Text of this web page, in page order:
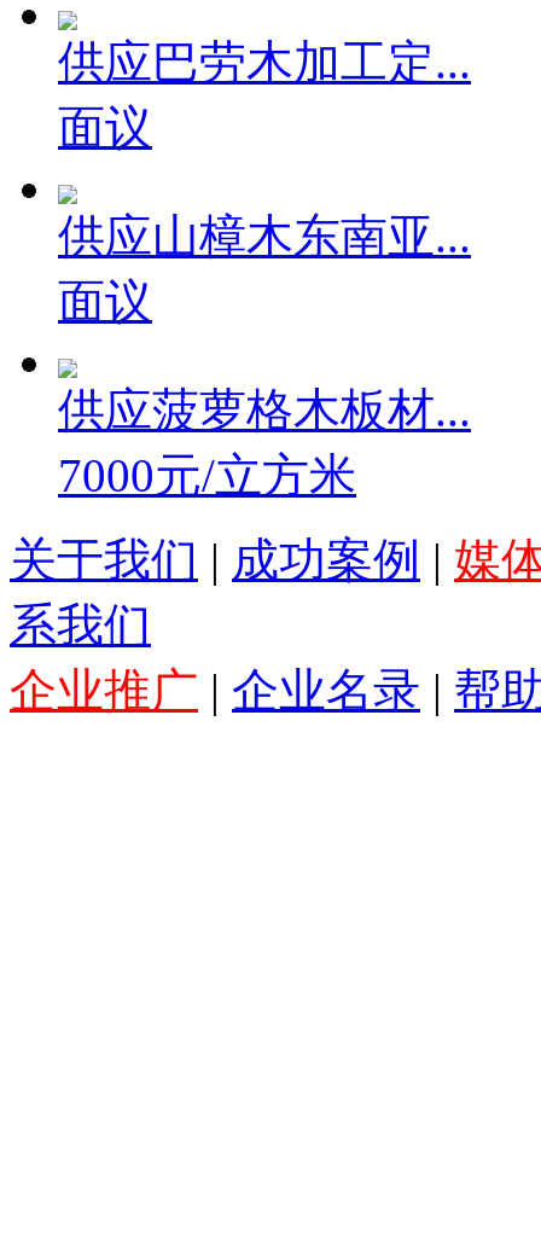
供应巴劳木加工定...
面议
供应山樟木东南亚...
面议
供应菠萝格木板材...
7000元/立方米
关于我们 | 成功案例 | 媒
系我们
企业推广 | 企业名录 | 帮